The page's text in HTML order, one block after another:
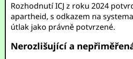
Rozhodnutí ICJ z roku 2024
apartheid, s odkazem na
útlak jako právně potvrzené.
Nerozlišující a